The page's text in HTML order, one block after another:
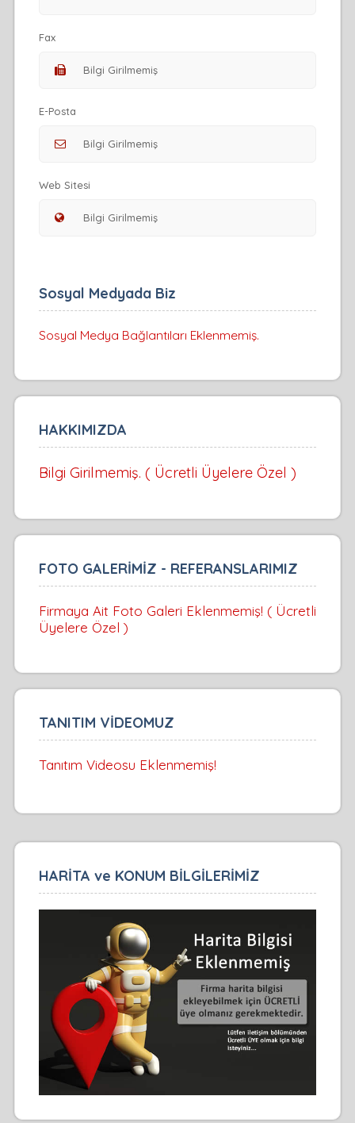
Fax
E-Posta
Web Sitesi
Sosyal Medyada Biz
Sosyal Medya Bağlantıları Eklenmemiş.
HAKKIMIZDA
Bilgi Girilmemiş. ( Ücretli Üyelere Özel )
FOTO GALERİMİZ - REFERANSLARIMIZ
Firmaya Ait Foto Galeri Eklenmemiş! ( Ücretli
Üyelere Özel )
TANITIM VİDEOMUZ
Tanıtım Videosu Eklenmemiş!
HARİTA ve KONUM BİLGİLERİMİZ